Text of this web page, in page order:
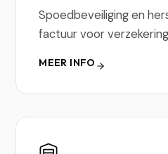
Spoedbeveiliging en
factuur voor
MEER INFO